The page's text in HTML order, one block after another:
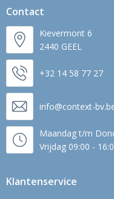
Contact
Kievermont 6
2440 GEEL
+32 14 58 77 27
info@context-
Maandag t/m
Vrijdag 09:00 -
Klantenservice